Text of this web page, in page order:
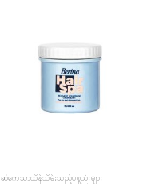
ဆံကေသာထိန်သိမ်းသည့်ပစ္စည်းများ